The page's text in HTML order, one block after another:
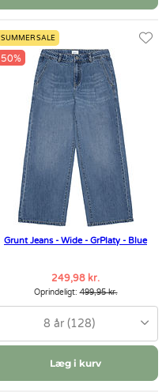
SUMMER SALE
50%
Grunt Jeans - Wide - GrPlaty - Blue
249,98 kr.
Oprindeligt:499,95 kr.
8 år (128)
Læg i kurv